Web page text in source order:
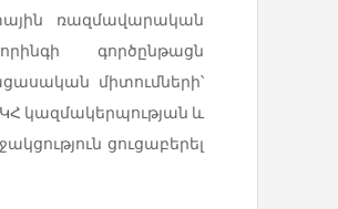
ռազմավարական
գործընթացն
միտումների՝
կազմակերպության և
ցուցաբերել